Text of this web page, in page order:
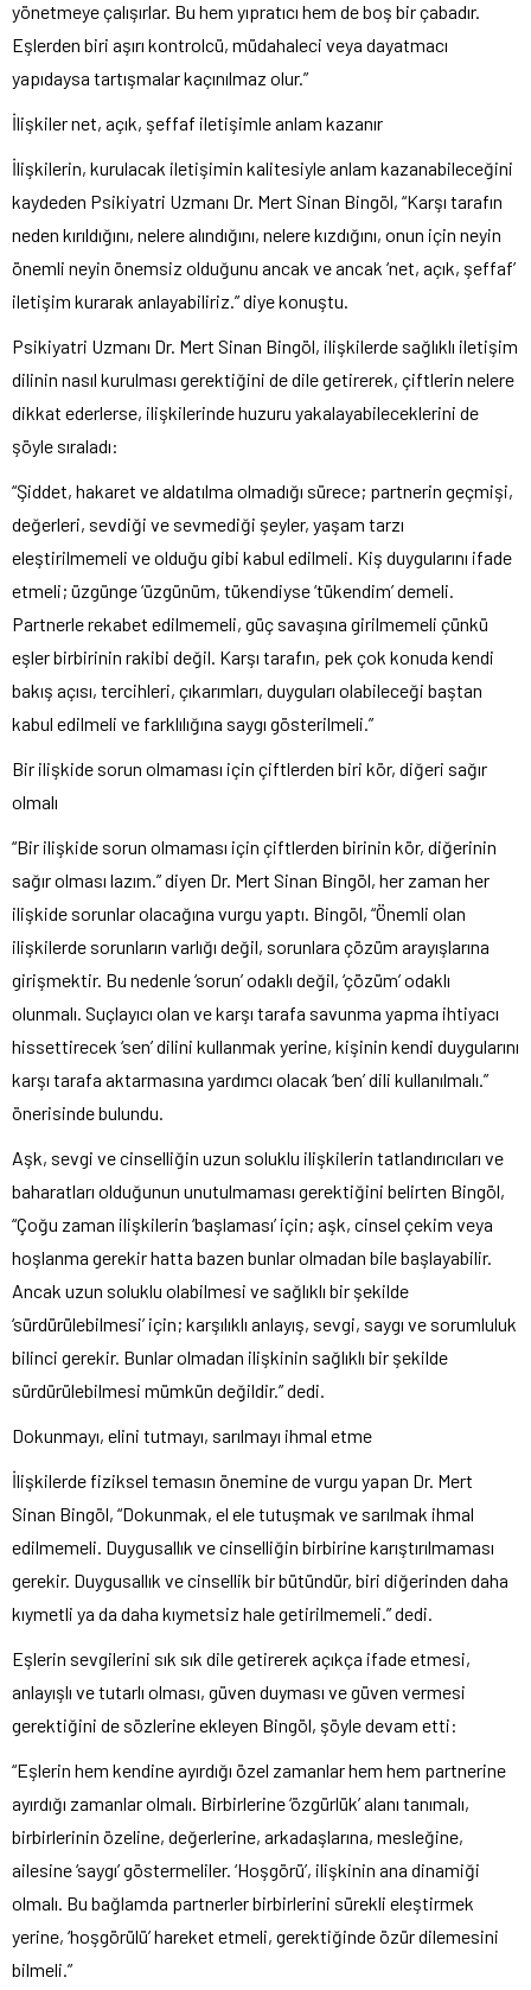
yönetmeye çalışırlar. Bu hem yıpratıcı hem de boş bir çabadır.
Eşlerden biri aşırı kontrolcü, müdahaleci veya dayatmacı
yapıdaysa tartışmalar kaçınılmaz olur.”
İlişkiler net, açık, şeffaf iletişimle anlam kazanır
İlişkilerin, kurulacak iletişimin kalitesiyle anlam kazanabileceğini
kaydeden Psikiyatri Uzmanı Dr. Mert Sinan Bingöl, “Karşı tarafın
neden kırıldığını, nelere alındığını, nelere kızdığını, onun için neyin
önemli neyin önemsiz olduğunu ancak ve ancak ‘net, açık, şeffaf’
iletişim kurarak anlayabiliriz.” diye konuştu.
Psikiyatri Uzmanı Dr. Mert Sinan Bingöl, ilişkilerde sağlıklı iletişim
dilinin nasıl kurulması gerektiğini de dile getirerek, çiftlerin nelere
dikkat ederlerse, ilişkilerinde huzuru yakalayabileceklerini de
şöyle sıraladı:
“Şiddet, hakaret ve aldatılma olmadığı sürece; partnerin geçmişi,
değerleri, sevdiği ve sevmediği şeyler, yaşam tarzı
eleştirilmemeli ve olduğu gibi kabul edilmeli. Kiş duygularını ifade
etmeli; üzgünge ‘üzgünüm, tükendiyse ‘tükendim’ demeli.
Partnerle rekabet edilmemeli, güç savaşına girilmemeli çünkü
eşler birbirinin rakibi değil. Karşı tarafın, pek çok konuda kendi
bakış açısı, tercihleri, çıkarımları, duyguları olabileceği baştan
kabul edilmeli ve farklılığına saygı gösterilmeli.”
Bir ilişkide sorun olmaması için çiftlerden biri kör, diğeri sağır
olmalı
“Bir ilişkide sorun olmaması için çiftlerden birinin kör, diğerinin
sağır olması lazım.” diyen Dr. Mert Sinan Bingöl, her zaman her
ilişkide sorunlar olacağına vurgu yaptı. Bingöl, “Önemli olan
ilişkilerde sorunların varlığı değil, sorunlara çözüm arayışlarına
girişmektir. Bu nedenle ‘sorun’ odaklı değil, ‘çözüm’ odaklı
olunmalı. Suçlayıcı olan ve karşı tarafa savunma yapma ihtiyacı
hissettirecek ‘sen’ dilini kullanmak yerine, kişinin kendi duygularını
karşı tarafa aktarmasına yardımcı olacak ‘ben’ dili kullanılmalı.”
önerisinde bulundu.
Aşk, sevgi ve cinselliğin uzun soluklu ilişkilerin tatlandırıcıları ve
baharatları olduğunun unutulmaması gerektiğini belirten Bingöl,
“Çoğu zaman ilişkilerin ‘başlaması’ için; aşk, cinsel çekim veya
hoşlanma gerekir hatta bazen bunlar olmadan bile başlayabilir.
Ancak uzun soluklu olabilmesi ve sağlıklı bir şekilde
‘sürdürülebilmesi’ için; karşılıklı anlayış, sevgi, saygı ve sorumluluk
bilinci gerekir. Bunlar olmadan ilişkinin sağlıklı bir şekilde
sürdürülebilmesi mümkün değildir.” dedi.
Dokunmayı, elini tutmayı, sarılmayı ihmal etme
İlişkilerde fiziksel temasın önemine de vurgu yapan Dr. Mert
Sinan Bingöl, “Dokunmak, el ele tutuşmak ve sarılmak ihmal
edilmemeli. Duygusallık ve cinselliğin birbirine karıştırılmaması
gerekir. Duygusallık ve cinsellik bir bütündür, biri diğerinden daha
kıymetli ya da daha kıymetsiz hale getirilmemeli.” dedi.
Eşlerin sevgilerini sık sık dile getirerek açıkça ifade etmesi,
anlayışlı ve tutarlı olması, güven duyması ve güven vermesi
gerektiğini de sözlerine ekleyen Bingöl, şöyle devam etti:
“Eşlerin hem kendine ayırdığı özel zamanlar hem hem partnerine
ayırdığı zamanlar olmalı. Birbirlerine ‘özgürlük’ alanı tanımalı,
birbirlerinin özeline, değerlerine, arkadaşlarına, mesleğine,
ailesine ‘saygı’ göstermeliler. ‘Hoşgörü’, ilişkinin ana dinamiği
olmalı. Bu bağlamda partnerler birbirlerini sürekli eleştirmek
yerine, ‘hoşgörülü’ hareket etmeli, gerektiğinde özür dilemesini
bilmeli.”